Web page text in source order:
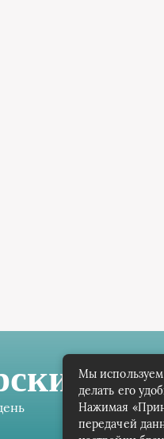
Мы
делать его
Нажимая
передачей